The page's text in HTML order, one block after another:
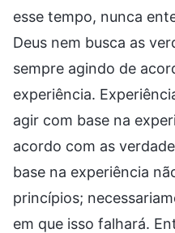
esse tempo, nunca
Deus nem busca as
sempre agindo de
experiência.
agir com base na
acordo com as
base na experiência
princípios;
em que isso falhará.